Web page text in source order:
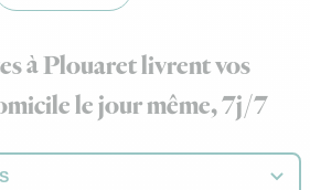
à Plouaret livrent vos
le jour même, 7j/7